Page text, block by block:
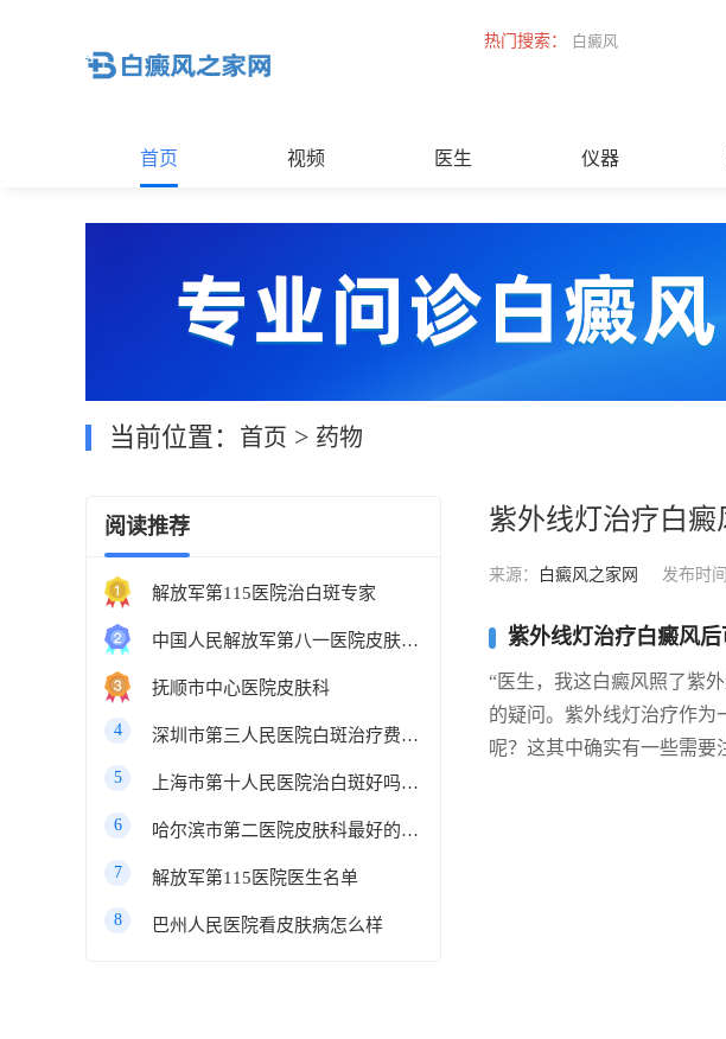
热门搜索： 白癜风
首页 视频 医生 仪器
当前位置： 首页 > 药物
阅读推荐
解放军第115医院治白斑专家
中国人民解放军第八一医院皮肤科最好的医生
抚顺市中心医院皮肤科
4 深圳市第三人民医院白斑治疗费用多少
5 上海市第十人民医院治白斑好吗知乎
6 哈尔滨市第二医院皮肤科最好的医生
7 解放军第115医院医生名单
8 巴州人民医院看皮肤病怎么样
紫外线灯治疗白
来源： 白癜风之家网 发布时
紫外线灯治疗白癜风
“医生，我这白癜风照了紫
的疑问。紫外线灯治疗作为
呢？这其中确实有一些需要